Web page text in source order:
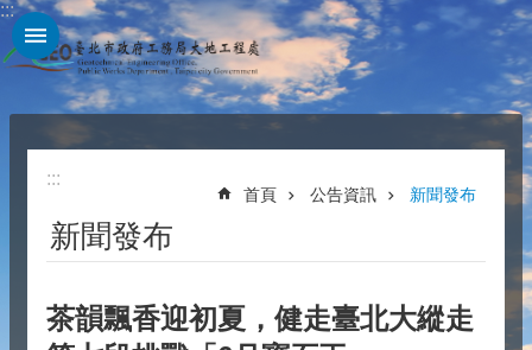
跳到主要內容區塊
:::
:::
首頁 公告資訊 新聞發布
新聞發布
茶韻飄香迎初夏，健走臺北大縱走